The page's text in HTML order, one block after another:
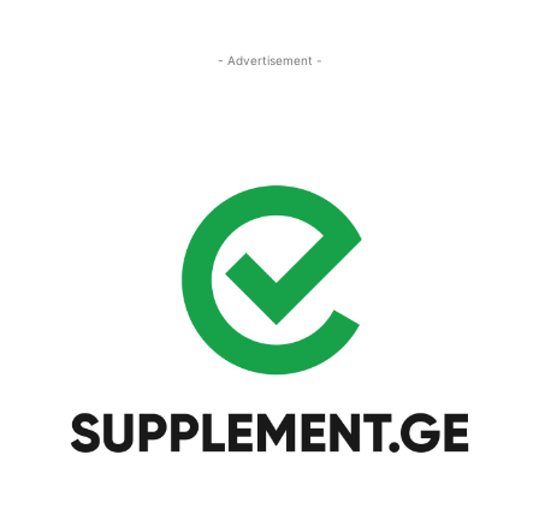
- Advertisement -